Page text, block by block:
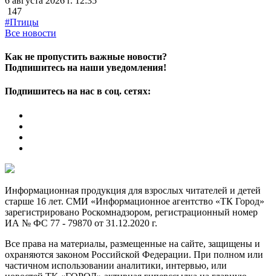
147
#Птицы
Все новости
Как не пропустить важные новости?
Подпишитесь на наши уведомления!
Подпишитесь на нас в соц. сетях:
Информационная продукция для взрослых читателей и детей
старше 16 лет. СМИ «Информационное агентство «ТК Город»
зарегистрировано Роскомнадзором, регистрационный номер
ИА № ФС 77 - 79870 от 31.12.2020 г.
Все права на материалы, размещенные на сайте, защищены и
охраняются законом Российской Федерации. При полном или
частичном использовании аналитики, интервью, или